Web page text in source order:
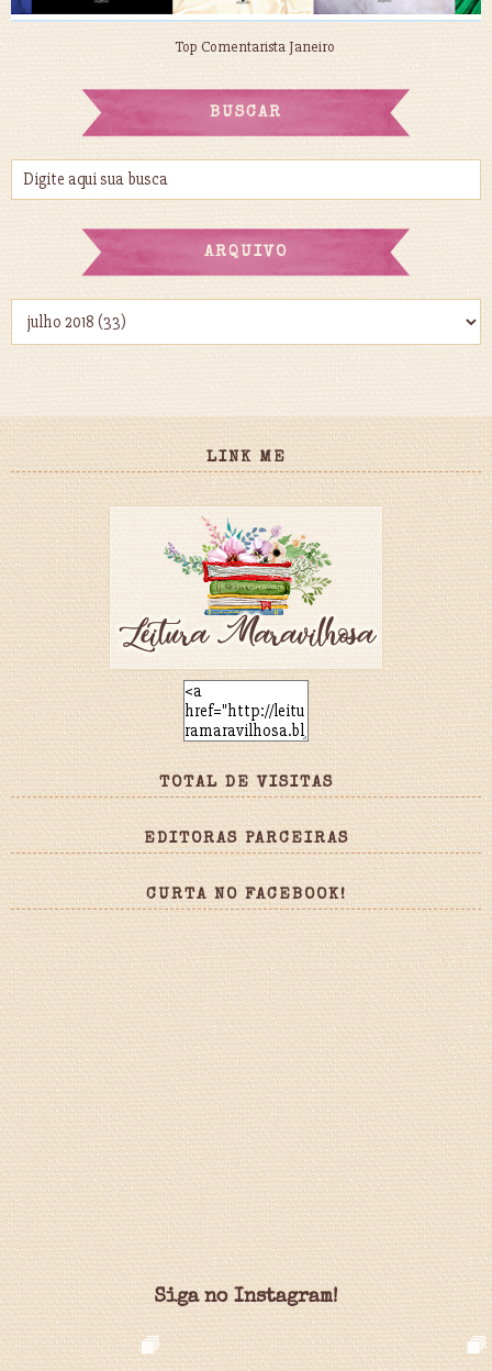
Top Comentarista Janeiro
BUSCAR
ARQUIVO
LINK ME
TOTAL DE VISITAS
EDITORAS PARCEIRAS
CURTA NO FACEBOOK!
Siga no Instagram!